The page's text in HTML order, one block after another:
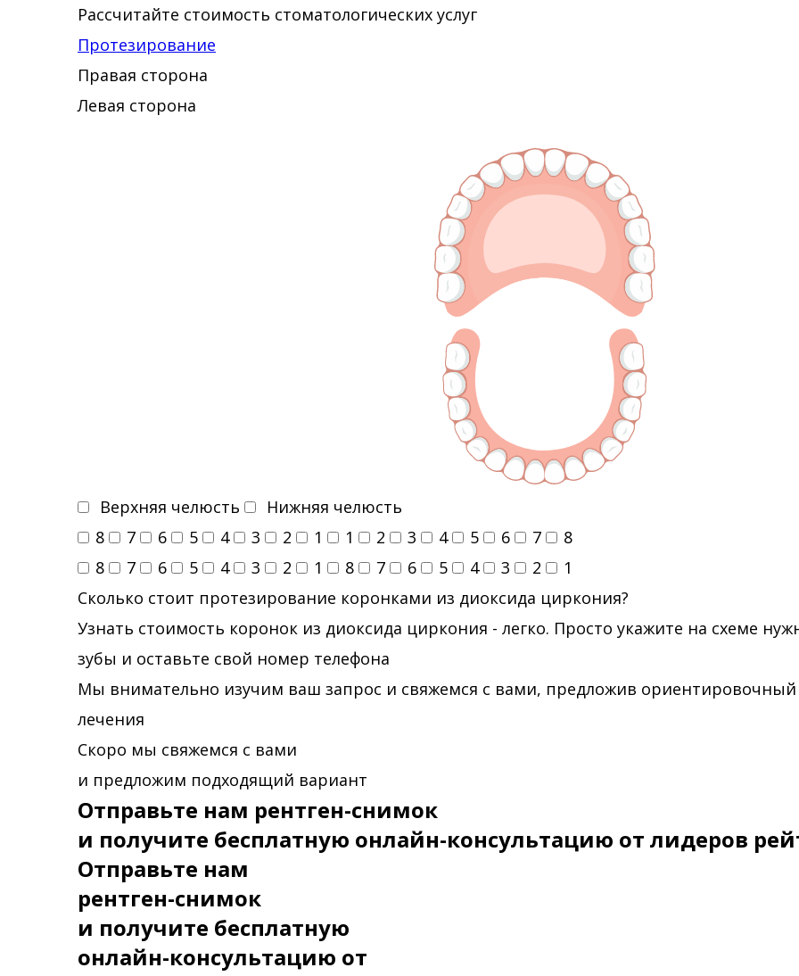
Рассчитайте стоимость стоматологических услуг
Протезирование
Правая сторона
Левая сторона
Верхняя челюсть
Нижняя челюсть
8
7 6 5 4 3 2 1 1 2 3 4 5 6 7
8
8
7 6 5 4 3 2 1 8 7 6 5 4 3 2
1
Сколько стоит протезирование коронками из диоксида циркония?
Узнать стоимость коронок из диоксида циркония - легко. Просто укажите на схеме
зубы и оставьте свой номер телефона
Мы внимательно изучим ваш запрос и свяжемся с вами, предложив ориентировочный
лечения
Скоро мы свяжемся с вами
и предложим подходящий вариант
Отправьте нам рентген-снимок
и получите бесплатную онлайн-консультацию от лидеров
Отправьте нам
рентген-снимок
и получите бесплатную
онлайн-консультацию от